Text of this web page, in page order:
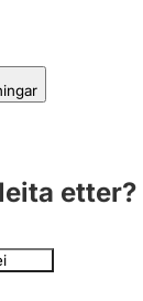
etter?